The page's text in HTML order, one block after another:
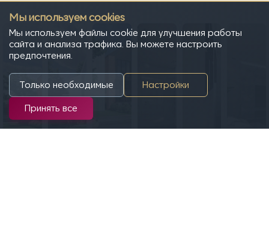
Мы используем cookies
Мы используем файлы cookie для улучшения работы
сайта и анализа трафика. Вы можете настроить
предпочтения.
Только необходимые Настройки
Принять все